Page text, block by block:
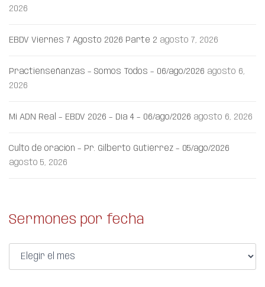
2026
EBDV Viernes 7 Agosto 2026 Parte 2 agosto 7, 2026
Practienseñanzas – Somos Todos – 06/ago/2026 agosto 6,
2026
Mi ADN Real – EBDV 2026 – Día 4 – 06/ago/2026 agosto 6, 2026
Culto de oración – Pr. Gilberto Gutiérrez – 05/ago/2026
agosto 5, 2026
Sermones por fecha